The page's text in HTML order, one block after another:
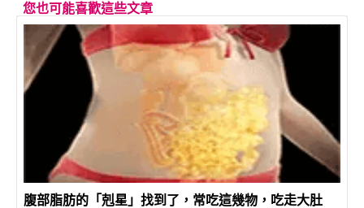
您也可能喜歡這些文章
腹部脂肪的「剋星」找到了，常吃這幾物，吃走大肚